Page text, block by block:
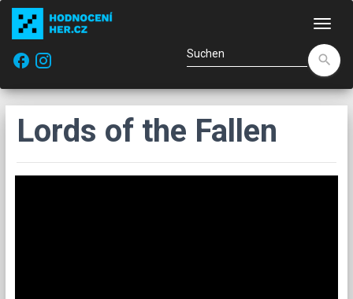
facebook
search
Lords of the Fallen